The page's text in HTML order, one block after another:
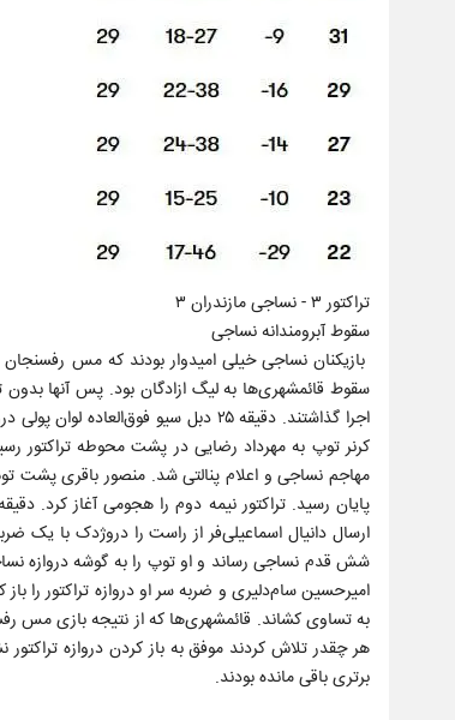
تراکتور ۳ - نساجی مازندران ۳
سقوط آبرومندانه نساجی
بازیکنان نساجی خیلی امیدوار بودند که مس
کرنر توپ به مهرداد رضایی در پشت محوطه تراکتور
مهاجم نساجی و اعلام پنالتی شد. منصور باقری پشت
امیرحسین سام‌دلیری و ضربه سر او دروازه تراکتور را
برتری باقی مانده بودند.